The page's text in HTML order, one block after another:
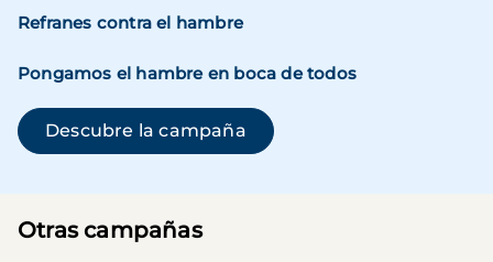
Refranes contra el hambre
Pongamos el hambre en boca de todos
Descubre la campaña(se abre en una ventana
Otras campañas